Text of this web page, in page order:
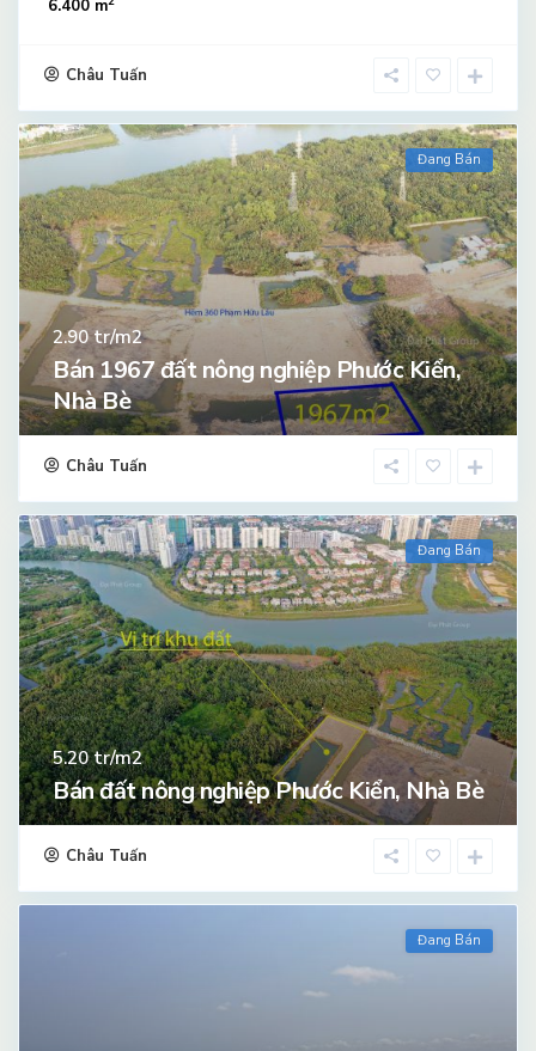
6.400 m
Châu Tuấn
Đang Bán
2.90tr/m2
Bán 1967 đất nông nghiệp Phước Kiển,
Nhà Bè
Châu Tuấn
Đang Bán
5.20tr/m2
Bán đất nông nghiệp Phước Kiển, Nhà Bè
Châu Tuấn
Đang Bán